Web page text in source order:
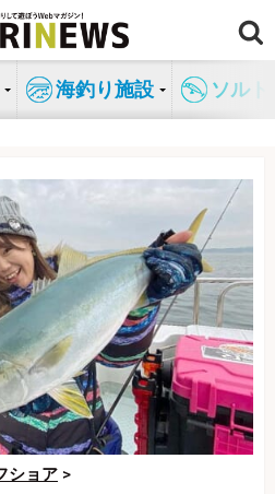
海釣り施設 ソル
ショア >